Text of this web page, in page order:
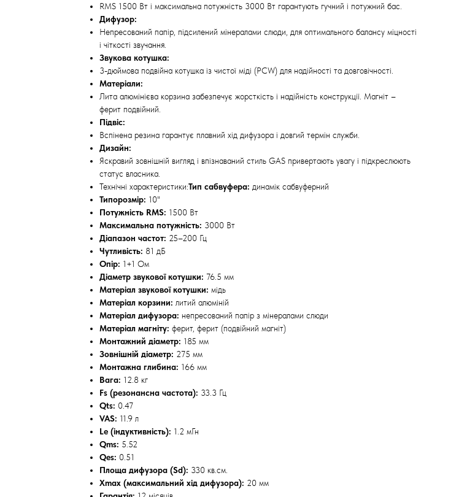
RMS 1500 Вт і максимальна потужність 3000 Вт гарантують гучний і потужний бас.
Дифузор:
Непресований папір, підсилений мінералами слюди, для оптимального балансу міцності
і чіткості звучання.
Звукова котушка:
3-дюймова подвійна котушка із чистої міді (PCW) для надійності та довговічності.
Матеріали:
Лита алюмінієва корзина забезпечує жорсткість і надійність конструкції. Магніт –
ферит подвійний.
Підвіс:
Вспінена резина гарантує плавний хід дифузора і довгий термін служби.
Дизайн:
Яскравий зовнішній вигляд і впізнаваний стиль GAS привертають увагу і підкреслюють
статус власника.
Технічні характеристики:Тип сабвуфера: динамік сабвуферний
Типорозмір: 10"
Потужність RMS: 1500 Вт
Максимальна потужність: 3000 Вт
Діапазон частот: 25–200 Гц
Чутливість: 81 дБ
Опір: 1+1 Ом
Діаметр звукової котушки: 76.5 мм
Матеріал звукової котушки: мідь
Матеріал корзини: литий алюміній
Матеріал дифузора: непресований папір з мінералами слюди
Матеріал магніту: ферит, ферит (подвійний магніт)
Монтажний діаметр: 185 мм
Зовнішній діаметр: 275 мм
Монтажна глибина: 166 мм
Вага: 12.8 кг
Fs (резонансна частота): 33.3 Гц
Qts: 0.47
VAS: 11.9 л
Le (індуктивність): 1.2 мГн
Qms: 5.52
Qes: 0.51
Площа дифузора (Sd): 330 кв.см.
Xmax (максимальний хід дифузора): 20 мм